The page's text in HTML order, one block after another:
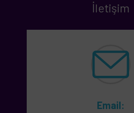
İletişim
Email: